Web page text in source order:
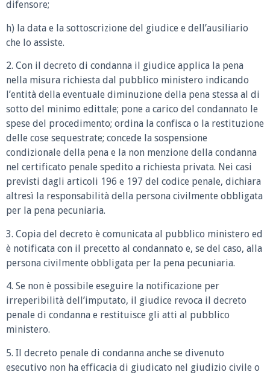
difensore;
h) la data e la sottoscrizione del giudice e dell’ausiliario
che lo assiste.
2. Con il decreto di condanna il giudice applica la pena
nella misura richiesta dal pubblico ministero indicando
l’entità della eventuale diminuzione della pena stessa al di
sotto del minimo edittale; pone a carico del condannato le
spese del procedimento; ordina la confisca o la restituzione
delle cose sequestrate; concede la sospensione
condizionale della pena e la non menzione della condanna
nel certificato penale spedito a richiesta privata. Nei casi
previsti dagli articoli 196 e 197 del codice penale, dichiara
altresì la responsabilità della persona civilmente obbligata
per la pena pecuniaria.
3. Copia del decreto è comunicata al pubblico ministero ed
è notificata con il precetto al condannato e, se del caso, alla
persona civilmente obbligata per la pena pecuniaria.
4. Se non è possibile eseguire la notificazione per
irreperibilità dell’imputato, il giudice revoca il decreto
penale di condanna e restituisce gli atti al pubblico
ministero.
5. Il decreto penale di condanna anche se divenuto
esecutivo non ha efficacia di giudicato nel giudizio civile o